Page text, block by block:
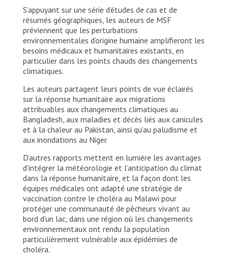
S’appuyant sur une série d’études de cas et de
résumés géographiques, les auteurs de MSF
préviennent que les perturbations
environnementales d’origine humaine amplifieront les
besoins médicaux et humanitaires existants, en
particulier dans les points chauds des changements
climatiques.
Les auteurs partagent leurs points de vue éclairés
sur la réponse humanitaire aux migrations
attribuables aux changements climatiques au
Bangladesh, aux maladies et décès liés aux canicules
et à la chaleur au Pakistan, ainsi qu’au paludisme et
aux inondations au Niger.
D’autres rapports mettent en lumière les avantages
d’intégrer la météorologie et l’anticipation du climat
dans la réponse humanitaire, et la façon dont les
équipes médicales ont adapté une stratégie de
vaccination contre le choléra au Malawi pour
protéger une communauté de pêcheurs vivant au
bord d’un lac, dans une région où les changements
environnementaux ont rendu la population
particulièrement vulnérable aux épidémies de
choléra.